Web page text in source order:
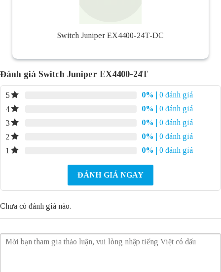
Switch Juniper EX4400-24T-DC
Đánh giá Switch Juniper EX4400-24T
5 0%
| 0 đánh giá
4
0%
| 0 đánh giá
3
0%
| 0 đánh giá
2
0%
| 0 đánh giá
1
0% | 0 đánh giá
ĐÁNH GIÁ NGAY
Chưa có đánh giá nào.